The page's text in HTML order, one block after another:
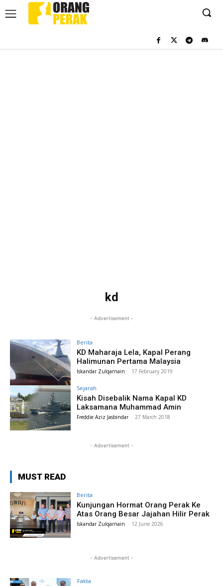
kd
- Advertisement -
Berita
KD Maharaja Lela, Kapal Perang
Halimunan Pertama Malaysia
Iskandar Zulqarnain - 17 February 2019
Sejarah
Kisah Disebalik Nama Kapal KD
Laksamana Muhammad Amin
Freddie Aziz Jasbindar - 27 March 2018
- Advertisement -
MUST READ
Berita
Kunjungan Hormat Orang Perak Ke
Atas Orang Besar Jajahan Hilir Perak
Iskandar Zulqarnain - 12 June 2026
- Advertisement -
Fakta